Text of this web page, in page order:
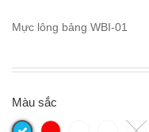
Mực lông bảng WBI-01
Màu sắc